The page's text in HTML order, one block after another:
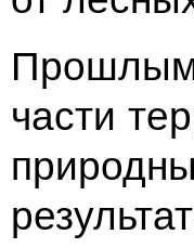
Прошлым
части